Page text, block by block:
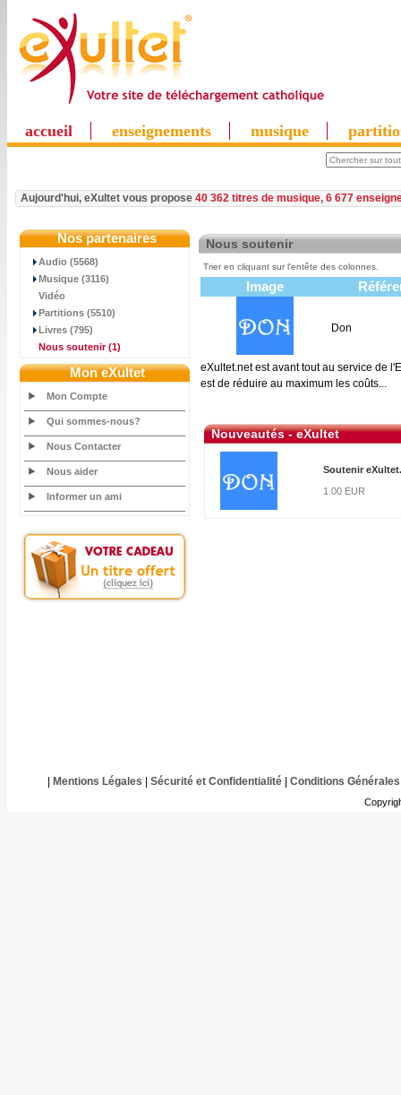
accueil enseignements musique
Aujourd'hui, eXultet vous propose 40 362 titres de musique, 6 677
Nos partenaires
Audio (5568)
Musique (3116)
Vidéo
Partitions (5510)
Livres (795)
Nous soutenir(1)
Mon eXultet
Mon Compte
Qui sommes-nous?
Nous Contacter
Nous aider
Informer un ami
Nous soutenir
Trier en cliquant sur l'entête des colonnes.
Image
Don
eXultet.net est avant tout au service de
est de réduire au maximum les coûts...
Nouveautés - eXultet
Soutenir
1.00 EUR
Mentions Légales Sécurité et Confidentialité| Conditions Générales